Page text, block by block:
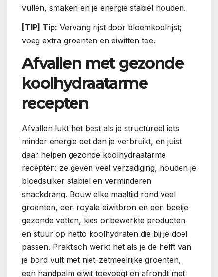
vullen, smaken en je energie stabiel houden.
[TIP] Tip: Vervang rijst door bloemkoolrijst;
voeg extra groenten en eiwitten toe.
Afvallen met gezonde
koolhydraatarme
recepten
Afvallen lukt het best als je structureel iets
minder energie eet dan je verbruikt, en juist
daar helpen gezonde koolhydraatarme
recepten: ze geven veel verzadiging, houden je
bloedsuiker stabiel en verminderen
snackdrang. Bouw elke maaltijd rond veel
groenten, een royale eiwitbron en een beetje
gezonde vetten, kies onbewerkte producten
en stuur op netto koolhydraten die bij je doel
passen. Praktisch werkt het als je de helft van
je bord vult met niet-zetmeelrijke groenten,
een handpalm eiwit toevoegt en afrondt met